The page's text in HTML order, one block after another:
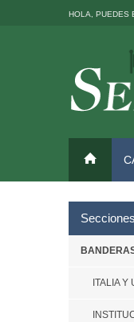
HOLA, PUEDES
Secciones
ITALIA Y